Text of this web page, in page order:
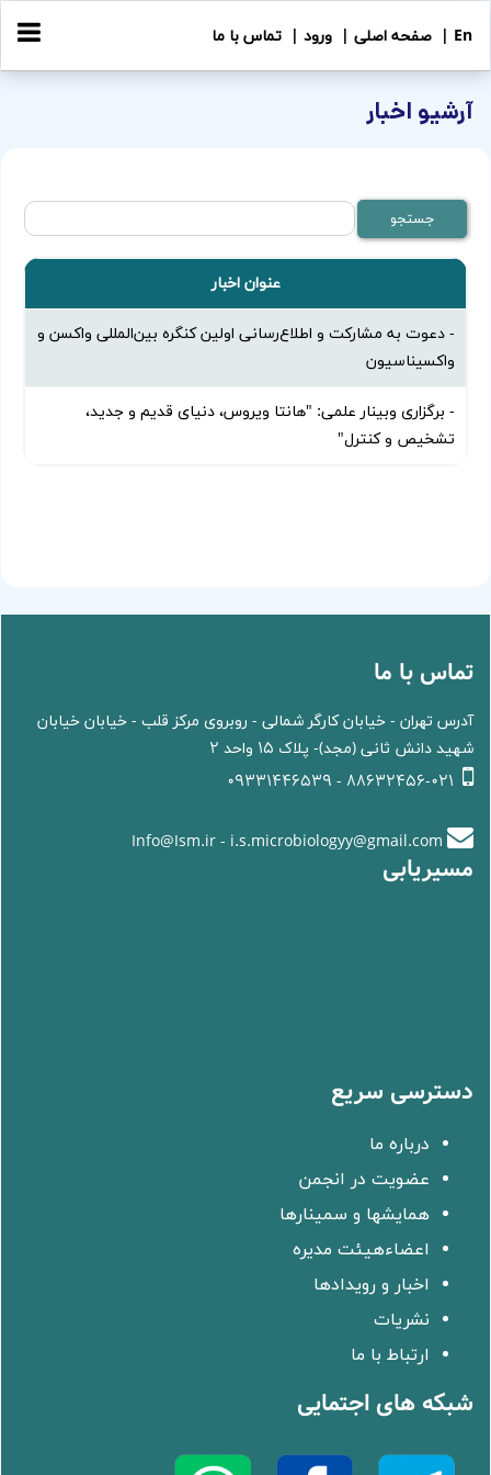
En | صفحه اصلی | ورود | تماس با ما
آرشیو اخبار
عنوان اخبار
- دعوت به مشارکت و اطلاع‌رسانی اولین کنگره بین‌المللی واکسن و
واکسیناسیون
- برگزاری وبینار علمی: "هانتا ویروس، دنیای قدیم و جدید،
تشخیص و کنترل"
تماس با ما
آدرس تهران - خیابان کارگر شمالی - روبروی مرکز قلب - خیابان خیابان
شهید دانش ثانی (مجد)- پلاک 15 واحد 2
مسیریابی
دسترسی سریع
درباره ما
عضویت در انجمن
همایشها و سمینارها
اعضاءهیئت مدیره
اخبار و رویدادها
نشریات
ارتباط با ما
شبکه های اجتمایی